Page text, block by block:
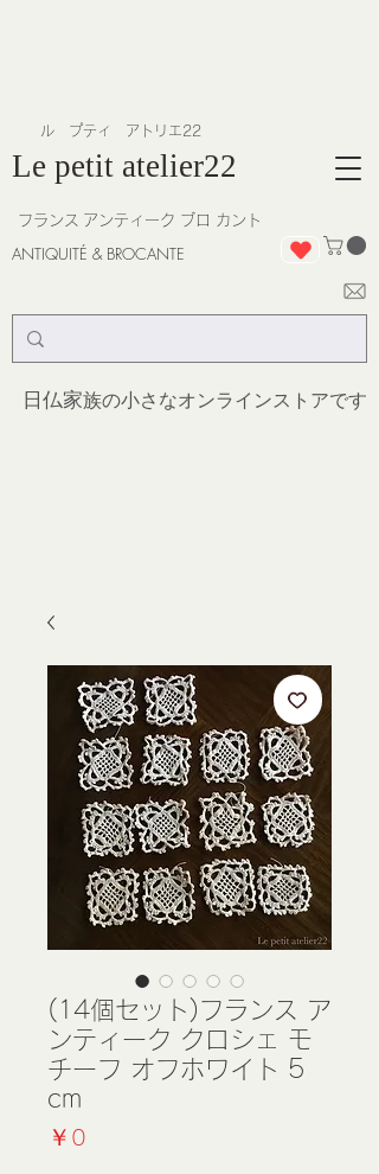
Le petit atelier22
ANTIQUITÉ & BROCANTE
アンティーク ブロ カント
日仏家族の小さなオンラインストアです
​ル プティ アトリエ22
フランス
(14個セット)フランス ア
ンティーク クロシェ モ
チーフ オフホワイト 5
cm
￥0